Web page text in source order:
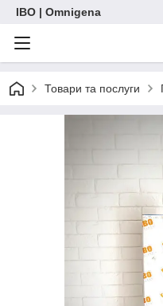
IBO | Omnigena
Товари та послуги